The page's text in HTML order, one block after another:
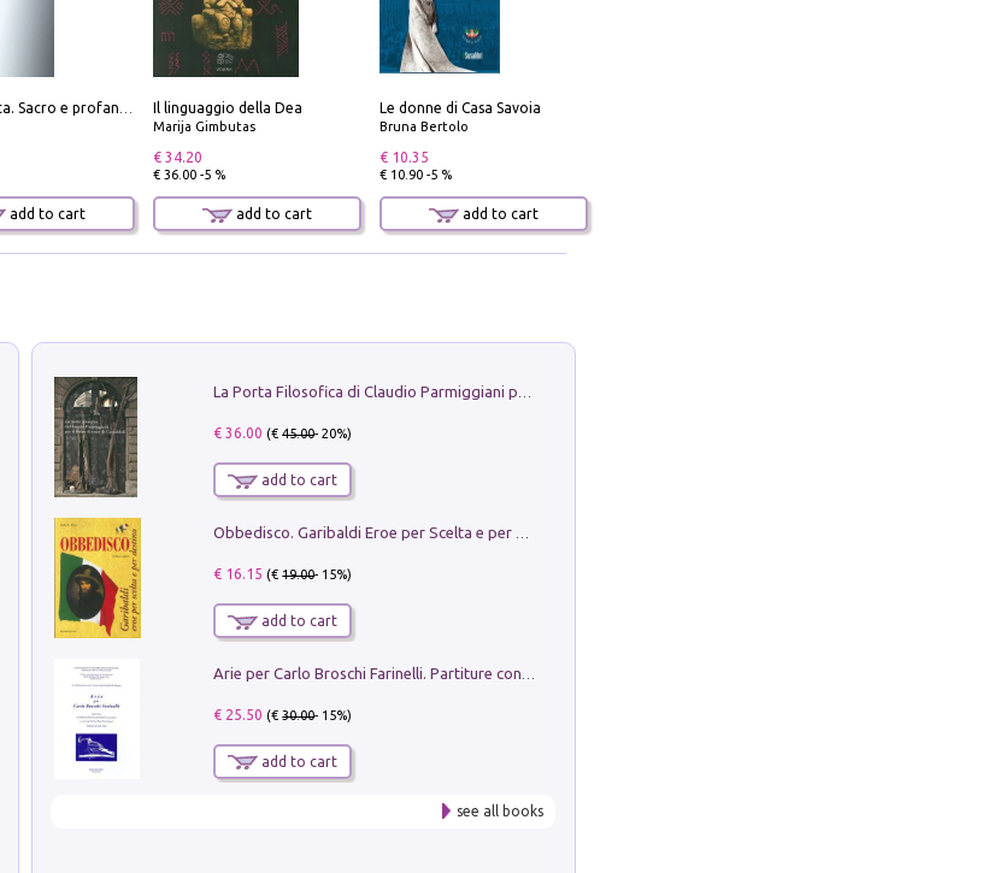
add to cart
Il linguaggio della Dea
Marija Gimbutas
€ 34.20
€ 36.00 -5 %
add to cart
Le donne di Casa Savoia
Bruna Bertolo
€ 10.35
€ 10.90 -5 %
add to cart
€ 36.00 (€45.00- 20%)
add to cart
€ 16.15 (€19.00- 15%)
add to cart
€ 25.50 (€30.00- 15%)
add to cart
see all books